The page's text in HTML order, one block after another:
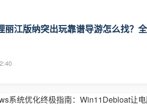
丽江版纳突出玩靠谱导游怎么找？